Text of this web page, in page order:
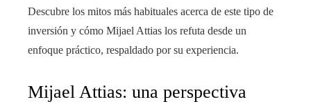
Descubre los mitos más habituales acerca de este tipo de
inversión y cómo Mijael Attias los refuta desde un
enfoque práctico, respaldado por su experiencia.
Mijael Attias: una perspectiva